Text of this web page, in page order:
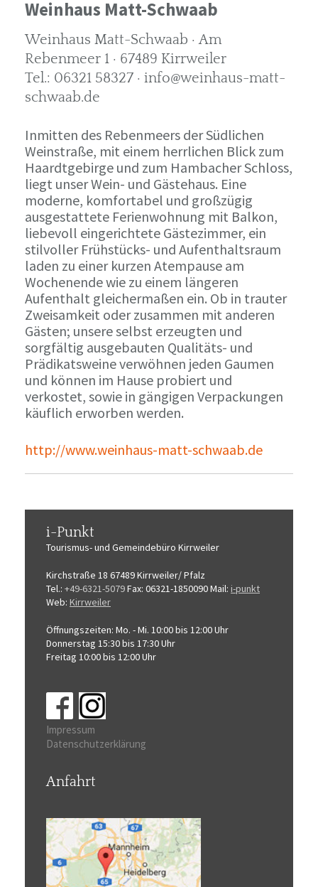
Weinhaus Matt-Schwaab
Weinhaus Matt-Schwaab · Am
Rebenmeer 1 · 67489 Kirrweiler
Tel.: 06321 58327 · info@weinhaus-matt-
schwaab.de
Inmitten des Rebenmeers der Südlichen
Weinstraße, mit einem herrlichen Blick zum
Haardtgebirge und zum Hambacher Schloss,
liegt unser Wein- und Gästehaus. Eine
moderne, komfortabel und großzügig
ausgestattete Ferienwohnung mit Balkon,
liebevoll eingerichtete Gästezimmer, ein
stilvoller Frühstücks- und Aufenthaltsraum
laden zu einer kurzen Atempause am
Wochenende wie zu einem längeren
Aufenthalt gleichermaßen ein. Ob in trauter
Zweisamkeit oder zusammen mit anderen
Gästen; unsere selbst erzeugten und
sorgfältig ausgebauten Qualitäts- und
Prädikatsweine verwöhnen jeden Gaumen
und können im Hause probiert und
verkostet, sowie in gängigen Verpackungen
käuflich erworben werden.
http://www.weinhaus-matt-schwaab.de
i-Punkt
Tourismus-und Gemeindebüro Kirrweiler
Kirchstraße 18 67489 Kirrweiler/ Pfalz
Tel.: +49-6321-5079Fax: 06321-1850090Mail: i-punkt
Web: Kirrweiler
Öffnungszeiten: Mo. - Mi. 10:00 bis 12:00 Uhr
Donnerstag 15:30 bis 17:30 Uhr
Freitag 10:00 bis 12:00 Uhr
Impressum
Datenschutzerklärung
Anfahrt